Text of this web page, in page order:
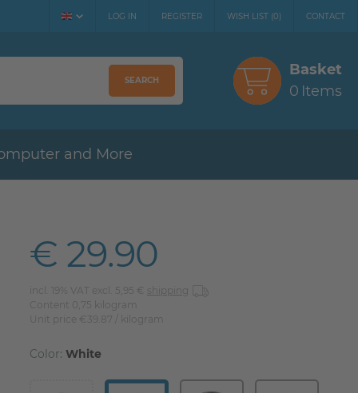
LOG IN REGISTER WISH LIST (0) CONTACT
SEARCH
Basket
0 Items
and More
€ 29.90
incl. 19% VAT excl. 5,95 €
shipping
Content
kilogram
Unit price
€39.87 / kilogram
Color: White